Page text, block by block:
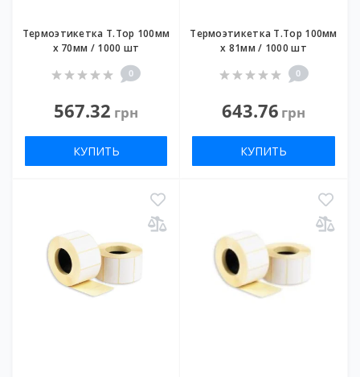
Термоэтикетка T.Top 100мм
х 70мм / 1000 шт
0
567.32 грн
КУПИТЬ
Термоэтикетка T.Top 100мм
х 81мм / 1000 шт
0
643.76 грн
КУПИТЬ